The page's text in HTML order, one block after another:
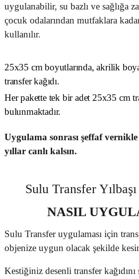
uygulanabilir, su bazlı ve sağlığa
çocuk odalarından mutfaklara
kullanılır.
25x35 cm boyutlarında, akrilik boya
transfer kağıdı.
Her pakette tek bir adet 25x35 cm
bulunmaktadır.
Uygulama sonrası şeffaf
yıllar canlı kalsın.
Sulu Transfer
NASIL
Sulu Transfer uygulaması için
objenize uygun olacak şekilde
Kestiğiniz desenli transfer